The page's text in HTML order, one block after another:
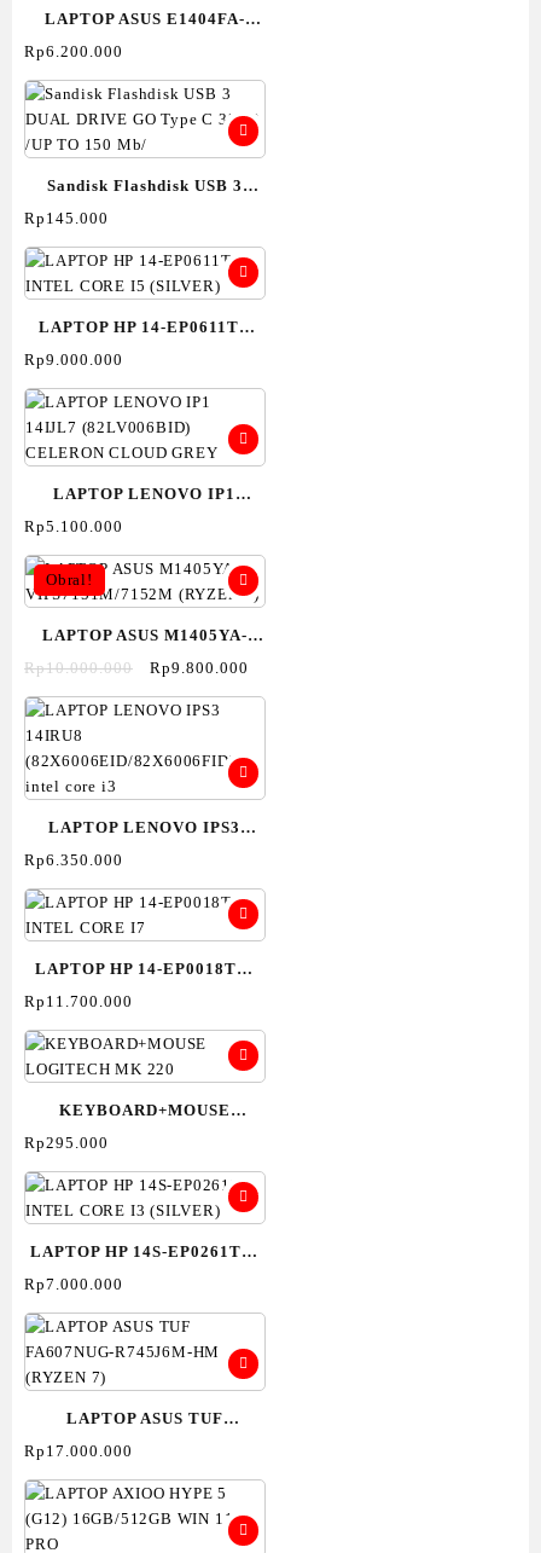
LAPTOP ASUS E1404FA-
FHD3851M/3852M/3853M-
RYZEN 3
Rp6.200.000
Sandisk Flashdisk USB 3
DUAL DRIVE GO Type C
32GB /UP TO 150 Mb/
Rp 145.000
LAPTOP HP 14-EP0611TU
INTEL CORE I5 (SILVER)
Rp9.000.000
LAPTOP LENOVO IP1
14IJL7 (82LV006BID)
CELERON CLOUD GREY
Rp5.100.000
Obral!
LAPTOP ASUS M1405YA-
VIPS7151M/7152M (RYZEN
7)
Rp10.000.000
Harga
adalah:
Rp9.800.000
Rp9.800.000.
LAPTOP LENOVO IPS3
14IRU8
(82X6006EID/82X6006FID)
Rp6.350.000
LAPTOP HP 14-EP0018TU-
INTEL CORE I7
Rp 11.700.000
KEYBOARD+MOUSE
LOGITECH MK 220
Rp295.000
LAPTOP HP 14S-EP0261TU-
INTEL CORE I3 (SILVER)
Rp7.000.000
LAPTOP ASUS TUF
FA607NUG-R745J6M-HM
(RYZEN 7)
Rp 17.000.000